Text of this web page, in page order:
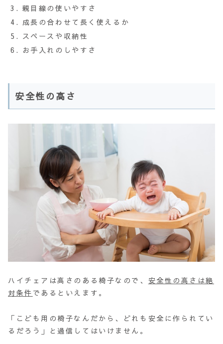
親目線の使いやすさ
成長の合わせて長く使えるか
スペースや収納性
お手入れのしやすさ
安全性の高さ
ハイチェアは高さのある椅子なので、 安全性の高さは絶
対条件 であるといえます。
「こども用の椅子なんだから、どれも安全に作られてい
るだろう」と過信してはいけません。